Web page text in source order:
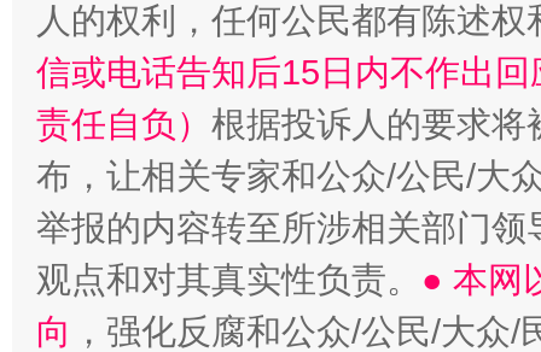
人的权利，任何公民都有陈述
信或电话告知后15日内不作出
责任自负） 根据投诉人的要求将
布，让相关专家和公众/公民/大
举报的内容转至所涉相关部门
观点和对其真实性负责。 ● 本网
向 ，强化反腐和公众/公民/大众